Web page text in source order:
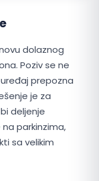
dolaznog
Poziv se ne
prepozna
je za
deljenje
na parkinzima,
sa velikim